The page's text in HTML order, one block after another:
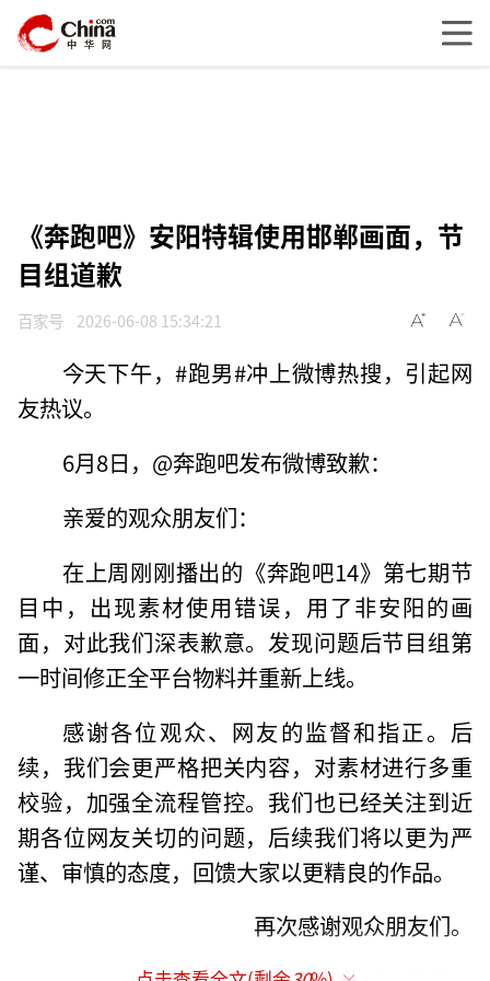
《奔跑吧》安阳特辑使用邯郸画面，节
目组道歉
百家号 2026-06-08 15:34:21
今天下午，#跑男#冲上微博热搜，引起网
友热议。
6月8日，@奔跑吧发布微博致歉：
亲爱的观众朋友们：
在上周刚刚播出的《奔跑吧14》第七期节
目中，出现素材使用错误，用了非安阳的画
面，对此我们深表歉意。发现问题后节目组第
一时间修正全平台物料并重新上线。
感谢各位观众、网友的监督和指正。后
续，我们会更严格把关内容，对素材进行多重
校验，加强全流程管控。我们也已经关注到近
期各位网友关切的问题，后续我们将以更为严
谨、审慎的态度，回馈大家以更精良的作品。
再次感谢观众朋友们。